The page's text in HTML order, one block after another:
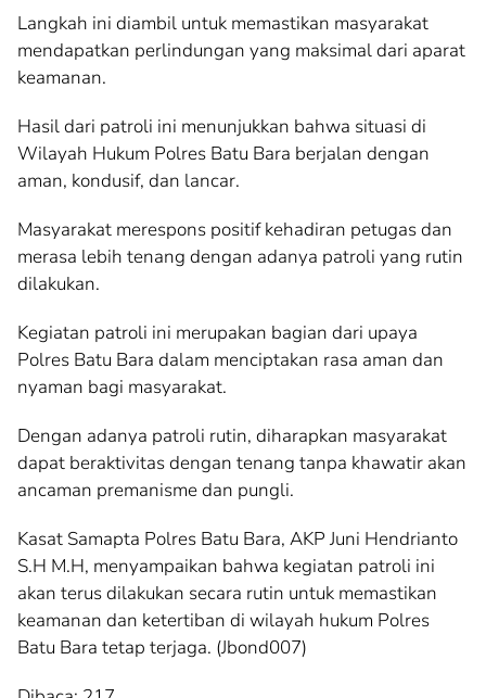
Langkah ini diambil untuk memastikan masyarakat
mendapatkan perlindungan yang maksimal dari aparat
keamanan.
Hasil dari patroli ini menunjukkan bahwa situasi di
Wilayah Hukum Polres Batu Bara berjalan dengan
aman, kondusif, dan lancar.
Masyarakat merespons positif kehadiran petugas dan
merasa lebih tenang dengan adanya patroli yang rutin
dilakukan.
Kegiatan patroli ini merupakan bagian dari upaya
Polres Batu Bara dalam menciptakan rasa aman dan
nyaman bagi masyarakat.
Dengan adanya patroli rutin, diharapkan masyarakat
dapat beraktivitas dengan tenang tanpa khawatir akan
ancaman premanisme dan pungli.
Kasat Samapta Polres Batu Bara, AKP Juni Hendrianto
S.H M.H, menyampaikan bahwa kegiatan patroli ini
akan terus dilakukan secara rutin untuk memastikan
keamanan dan ketertiban di wilayah hukum Polres
Batu Bara tetap terjaga. (Jbond007)